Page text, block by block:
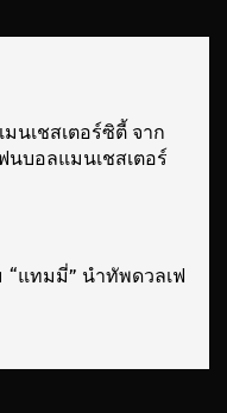
นเชสเตอร์ซิตี้ จาก
บอลแมนเชสเตอร์
แทมมี่” นำทัพดวลเฟ